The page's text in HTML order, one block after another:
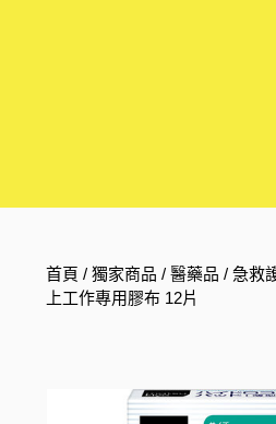
首頁 /獨家商品 /醫藥品 /急救
上工作專用膠布 12片